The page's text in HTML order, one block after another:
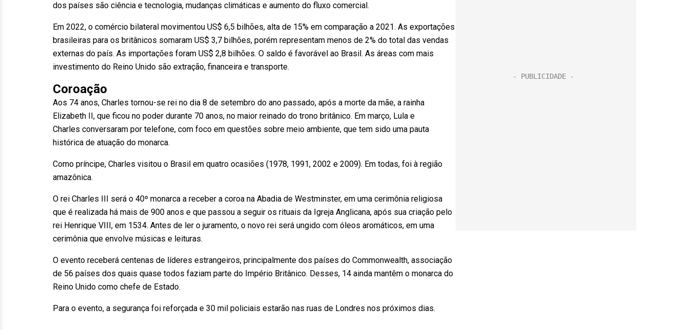
dos países são ciência e tecnologia, mudanças climáticas e aumento do fluxo comercial.
Em 2022, o comércio bilateral movimentou US$ 6,5 bilhões, alta de 15% em comparação a 2021. As exportações
brasileiras para os britânicos somaram US$ 3,7 bilhões, porém representam menos de 2% do total das vendas
externas do país. As importações foram US$ 2,8 bilhões. O saldo é favorável ao Brasil. As áreas com mais
investimento do Reino Unido são extração, financeira e transporte.
Coroação
Aos 74 anos, Charles tornou-se rei no dia 8 de setembro do ano passado, após a morte da mãe, a rainha
Elizabeth II, que ficou no poder durante 70 anos, no maior reinado do trono britânico. Em março, Lula e
Charles conversaram por telefone, com foco em questões sobre meio ambiente, que tem sido uma pauta
histórica de atuação do monarca.
Como príncipe, Charles visitou o Brasil em quatro ocasiões (1978, 1991, 2002 e 2009). Em todas, foi à região
amazônica.
O rei Charles III será o 40º monarca a receber a coroa na Abadia de Westminster, em uma cerimônia religiosa
que é realizada há mais de 900 anos e que passou a seguir os rituais da Igreja Anglicana, após sua criação pelo
rei Henrique VIII, em 1534. Antes de ler o juramento, o novo rei será ungido com óleos aromáticos, em uma
cerimônia que envolve músicas e leituras.
O evento receberá centenas de líderes estrangeiros, principalmente dos países do Commonwealth, associação
de 56 países dos quais quase todos faziam parte do Império Britânico. Desses, 14 ainda mantêm o monarca do
Reino Unido como chefe de Estado.
Para o evento, a segurança foi reforçada e 30 mil policiais estarão nas ruas de Londres nos próximos dias.